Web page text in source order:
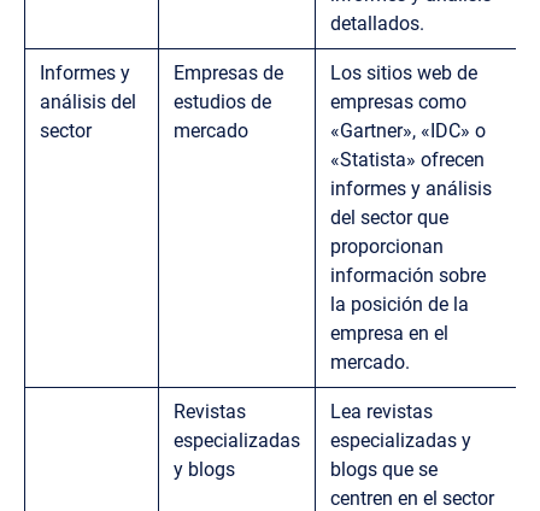
detallados.
Informes y
análisis del
sector
Empresas de
estudios de
mercado
Los sitios web de
empresas como
«Gartner», «IDC» o
«Statista» ofrecen
informes y análisis
del sector que
proporcionan
información sobre
la posición de la
empresa en el
mercado.
Revistas
especializadas
y blogs
Lea revistas
especializadas y
blogs que se
centren en el sector